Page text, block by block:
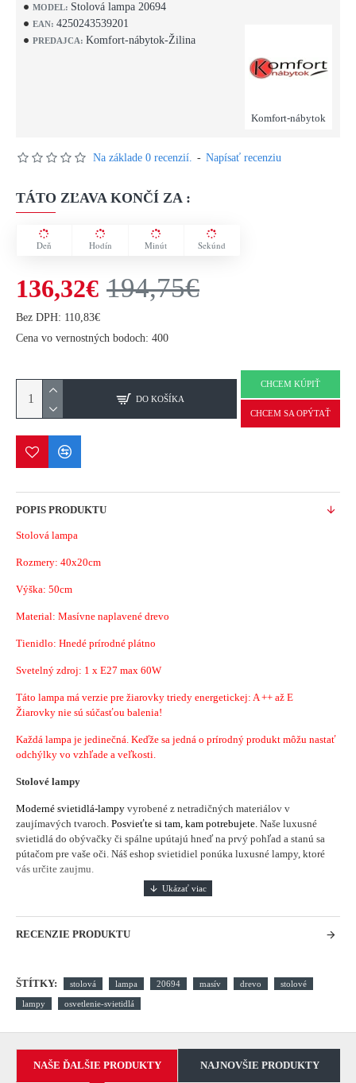
MODEL: Stolová lampa 20694
EAN: 4250243539201
PREDAJCA: Komfort-nábytok-Žilina
Komfort-nábytok
Na základe 0 recenzií. - Napísať recenziu
TÁTO ZĽAVA KONČÍ ZA :
Deň Hodín Minút Sekúnd
136,32€ 194,75€
Bez DPH: 110,83€
Cena vo vernostných bodoch: 400
DO KOŠÍKA
CHCEM KÚPIŤ
CHCEM SA OPÝTAŤ
POPIS PRODUKTU
Stolová lampa
Rozmery: 40x20cm
Výška: 50cm
Material: Masívne naplavené drevo
Tienidlo: Hnedé prírodné plátno
Svetelný zdroj: 1 x E27 max 60W
Táto lampa má verzie pre žiarovky triedy energetickej: A ++ až E
Žiarovky nie sú súčasťou balenia!
Každá lampa je jedinečná. Keďže sa jedná o prírodný produkt môžu nastať
odchýlky vo vzhľade a veľkosti.
Stolové lampy
Moderné svietidlá-lampy vyrobené z netradičných materiálov v
zaujímavých tvaroch. Posvieťte si tam, kam potrebujete. Naše luxusné
svietidlá do obývačky či spálne upútajú hneď na prvý pohľad a stanú sa
pútačom pre vaše oči. Náš eshop svietidiel ponúka luxusné lampy, ktoré
vás určite zaujmu.
RECENZIE PRODUKTU
ŠTÍTKY: stolová lampa 20694 masív drevo stolové
lampy osvetlenie-svietidlá
NAŠE ĎALŠIE PRODUKTY NAJNOVŠIE PRODUKTY